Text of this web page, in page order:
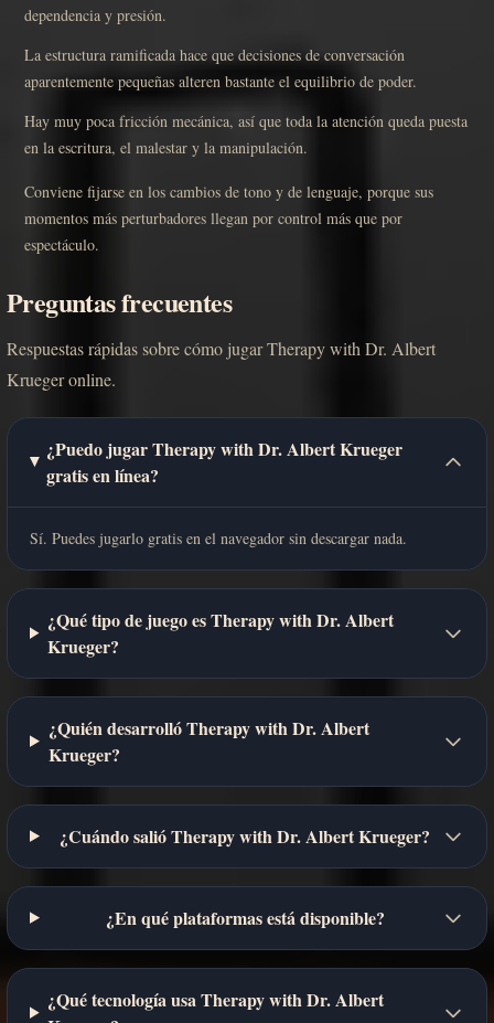
dependencia y presión.
La estructura ramificada hace que decisiones de conversación
aparentemente pequeñas alteren bastante el equilibrio de poder.
Hay muy poca fricción mecánica, así que toda la atención queda puesta
en la escritura, el malestar y la manipulación.
Conviene fijarse en los cambios de tono y de lenguaje, porque sus
momentos más perturbadores llegan por control más que por
espectáculo.
Preguntas frecuentes
Respuestas rápidas sobre cómo jugar Therapy with Dr. Albert
Krueger online.
¿Puedo jugar Therapy with Dr. Albert Krueger
gratis en línea?
Sí. Puedes jugarlo gratis en el navegador sin descargar nada.
¿Qué tipo de juego es Therapy with Dr. Albert
Krueger?
¿Quién desarrolló Therapy with Dr. Albert
Krueger?
¿Cuándo salió Therapy with Dr. Albert Krueger?
¿En qué plataformas está disponible?
¿Qué tecnología usa Therapy with Dr. Albert